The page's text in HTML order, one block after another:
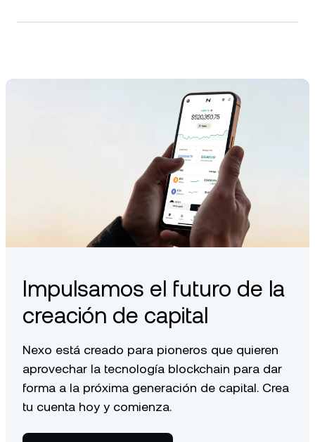
Sí. Las tasas de interés declaradas son variables y están
para ver las tasas vigentes que se te aplican.
Impulsamos el futuro de la
creación de capital
Nexo está creado para pioneros que quieren
aprovechar la tecnología blockchain para dar
forma a la próxima generación de capital. Crea
tu cuenta hoy y comienza.